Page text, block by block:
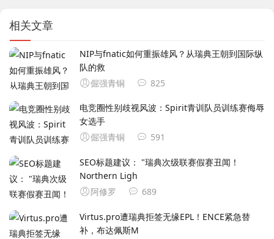
相关文章
NIP与fnatic如何重振雄风？从瑞典王朝到国际纵
队的救
倔强青铜
825
电竞圈性别歧视风波：Spirit青训队员训练赛侮辱
女选手
倔强青铜
591
SEO标题建议： ‌"瑞典次级联赛假赛丑闻！
Northern Ligh
阿修罗
689
Virtus.pro遭瑞典拒签无缘EPL！ENCE紧急替
补，布达佩斯M